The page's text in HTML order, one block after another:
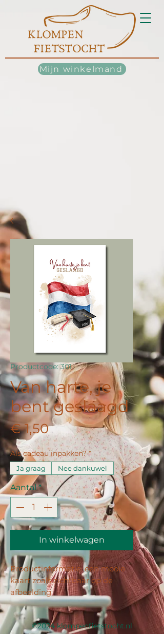
Mijn winkelmand
Productcode: 301
Van harte, je
bent geslaagd
€ 1,50Prijs
Als cadeau inpakken? *
Ja graag Nee dankuwel
Aantal *
In winkelwagen
Productinformatie: een mooie
kaart zoals zichtbaar op de
afbeelding
Kleur: offwhite papier
Envelop: geen
Formaat: A6 (ongeveer 10x15
©2024 klompenfietstocht.nl